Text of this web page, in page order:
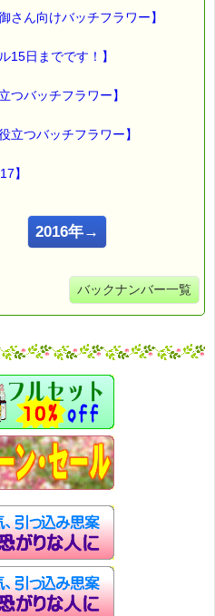
さん向けバッチフラワー】
15日までです！】
つバッチフラワー】
立つバッチフラワー】
】
2016年→
バックナンバー一覧